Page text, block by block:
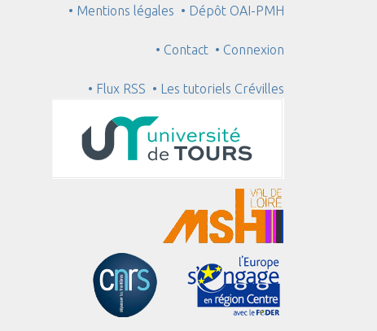
• Mentions légales • Dépôt OAI-PMH
• Contact • Connexion
• Flux RSS • Les tutoriels Crévilles